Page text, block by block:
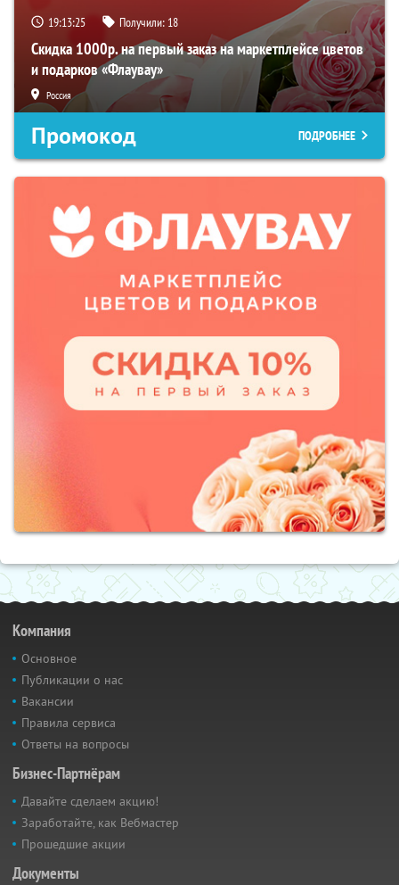
19:13:24 Получили: 18
Скидка 1000р. на первый заказ на маркетплейсе цветов
и подарков «Флаувау»
Россия
Промокод ПОДРОБНЕЕ
Компания
Основное
Публикации о нас
Вакансии
Правила сервиса
Ответы на вопросы
Бизнес-Партнёрам
Давайте сделаем акцию!
Заработайте, как Вебмастер
Прошедшие акции
Документы